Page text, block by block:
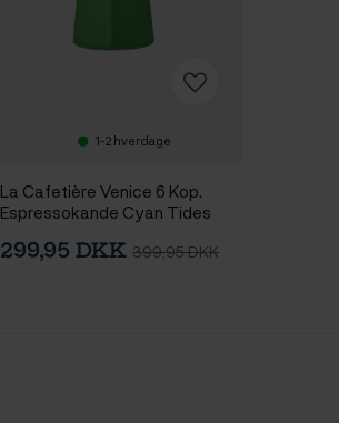
1-2 hverdage
La Cafetière Venice 6 Kop.
Espressokande Cyan Tides
299,95 DKK 399,95 DKK